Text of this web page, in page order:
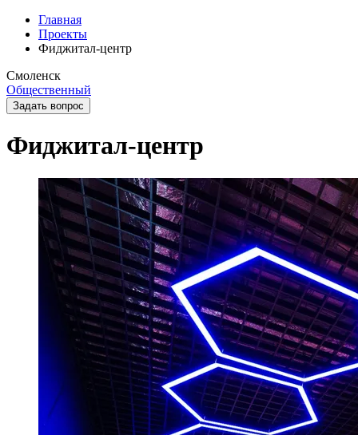
Главная
Проекты
Фиджитал-центр
Смоленск
Общественный
Задать вопрос
Фиджитал-центр